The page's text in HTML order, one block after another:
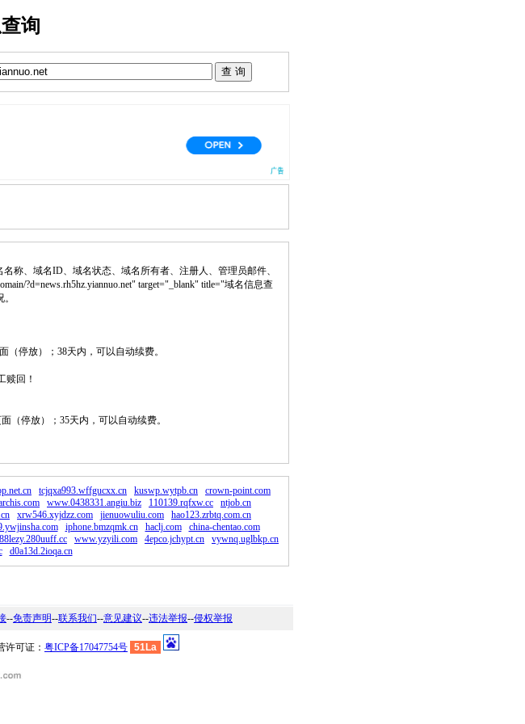
询
称、域名ID、域名状态、域名所有者、注册人、管理员邮件、
?d=news.rh5hz.yiannuo.net" target="_blank" title="域名信息查
停放）；38天内，可以自动续费。
赎回！
（停放）；35天内，可以自动续费。
tcjqxa993.wffgucxx.cn kuswp.wytpb.cn
crown-point.com
www.0438331.angiu.biz 110139.rqfxw.cc
ntjob.cn
xrw546.xyjdzz.com jienuowuliu.com
hao123.zrbtq.com.cn
iphone.bmzqmk.cn haclj.com
china-chentao.com
88lezy.280uuff.cc www.yzyili.com 4epco.jchypt.cn
vywnq.uglbkp.cn
d0a13d.2ioqa.cn
--免责声明--联系我们--意见建议--违法举报--侵权举报
许可证： 粤ICP备17047754号 51La